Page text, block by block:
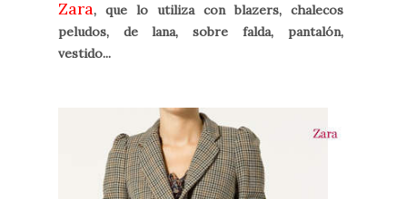
Zara, que lo utiliza con blazers, chalecos
peludos, de lana, sobre falda, pantalón,
vestido...